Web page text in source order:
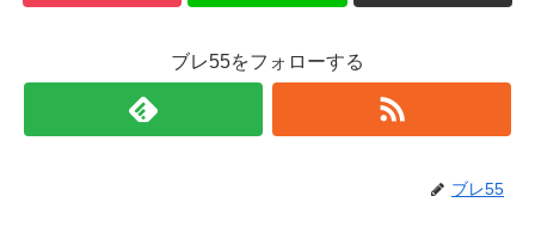
ブレ55をフォローする
ブレ55